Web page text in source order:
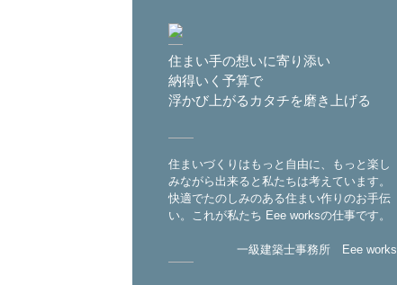
住まい手の想いに寄り添い
納得いく予算で
浮かび上がるカタチを磨き上げる
住まいづくりはもっと自由に、もっと楽し
みながら出来ると私たちは考えています。
快適でたのしみのある住まい作りのお手伝
い。これが私たち Eee worksの仕事です。
一級建築士事務所 Eee works